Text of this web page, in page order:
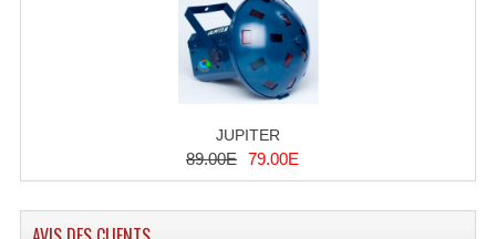
Panneaux, Piste Danse À Leds
Petit Effets Lumineux
Projecteur De Gobo
JUPITER
89.00E 79.00E